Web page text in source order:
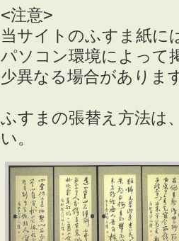
<注意>
当サイトのふすま紙に
パソコン環境によって
少異なる場合がありま
ふすまの張替え方法は
い。